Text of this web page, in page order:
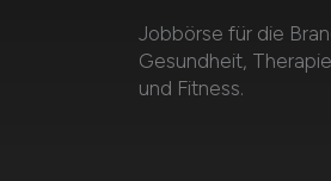
Jobbörse für die
Gesundheit,
und Fitness.